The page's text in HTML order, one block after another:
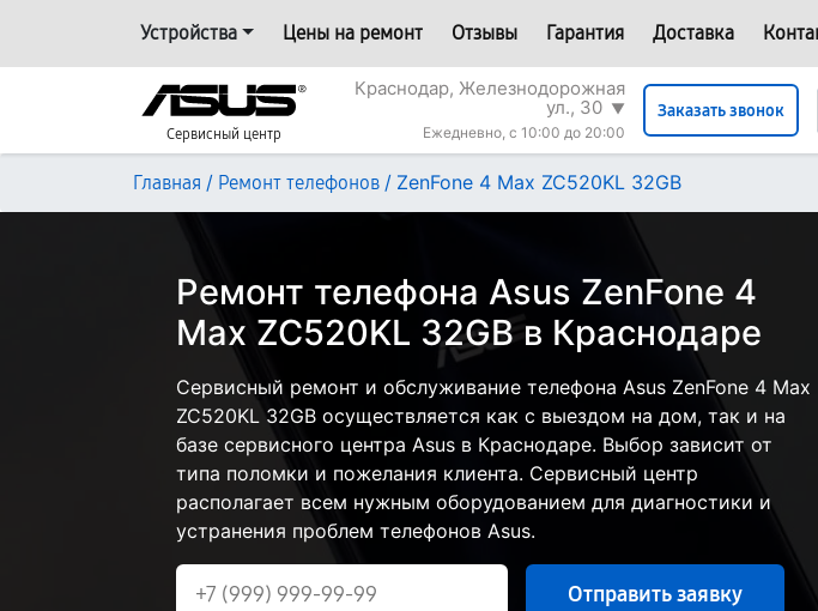
Устройства Цены на ремонт Отзывы Гарантия Доставка
Сервисный центр
Краснодар, Железнодорожная
ул., 30 ▼
Ежедневно, с 10:00 до 20:00
Заказать звонок
Главная / Ремонт телефонов / ZenFone 4 Max ZC520KL 32GB
Ремонт телефона Asus ZenFone 4
Max ZC520KL 32GB в Краснодаре
Сервисный ремонт и обслуживание телефона Asus ZenFone 4 Max
ZC520KL 32GB осуществляется как с выездом на дом, так и на
базе сервисного центра Asus в Краснодаре. Выбор зависит от
типа поломки и пожелания клиента. Сервисный центр
располагает всем нужным оборудованием для диагностики и
устранения проблем телефонов Asus.
Отправить заявку